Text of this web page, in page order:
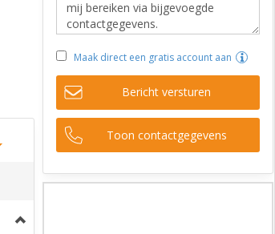
Maak direct een gratis account aan
Bericht versturen
Toon contactgegevens